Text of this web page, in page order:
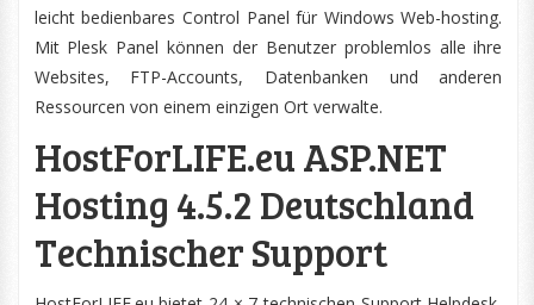
leicht bedienbares Control Panel für Windows Web-hosting.
Mit Plesk Panel können der Benutzer problemlos alle ihre
Websites, FTP-Accounts, Datenbanken und anderen
Ressourcen von einem einzigen Ort verwalte.
HostForLIFE.eu ASP.NET
Hosting 4.5.2 Deutschland
Technischer Support